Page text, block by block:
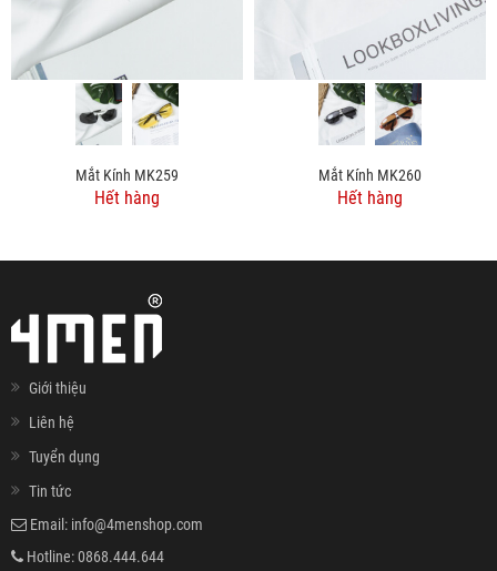
Mắt Kính MK259
Hết hàng
Mắt Kính MK260
Hết hàng
Giới thiệu
Liên hệ
Tuyển dụng
Tin tức
Email: info@4menshop.com
Hotline:0868.444.644